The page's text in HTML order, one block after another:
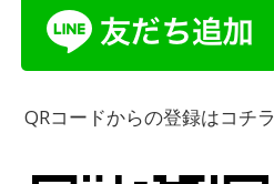
QRコードからの登録はコチラ